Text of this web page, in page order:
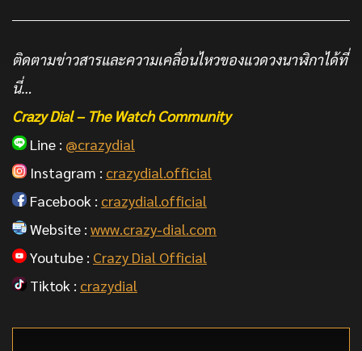
ติดตามข่าวสารและความเคลื่อนไหวของแวดวงนาฬิกาได้ที่
นี่…
Crazy Dial – The Watch Community
Line : @crazydial
Instagram : crazydial.official
Facebook : crazydial.official
Website : www.crazy-dial.com
Youtube : Crazy Dial Official
Tiktok : crazydial